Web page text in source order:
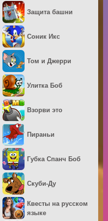
Защита башни
Соник Икс
Том и Джерри
Улитка Боб
Взорви это
Пираньи
Губка Спанч Боб
Скуби-Ду
Квесты на русском
языке